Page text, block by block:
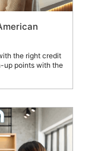
the right credit
up points with the